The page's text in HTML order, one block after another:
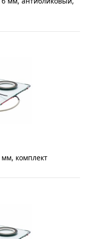
комплект